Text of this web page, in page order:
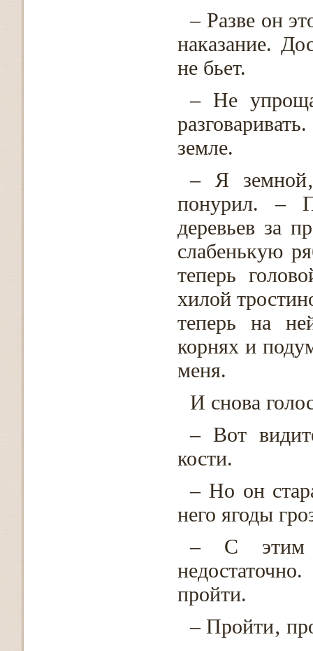
– Разве он
наказание.
не бьет.
– Не
земле.
– Я
понурил. –
деревьев за
слабенькую
теперь
хилой
теперь на
корнях и
меня.
И снова
– Вот
кости.
– Но он
него ягоды
– С этим
пройти.
– Пройти‚